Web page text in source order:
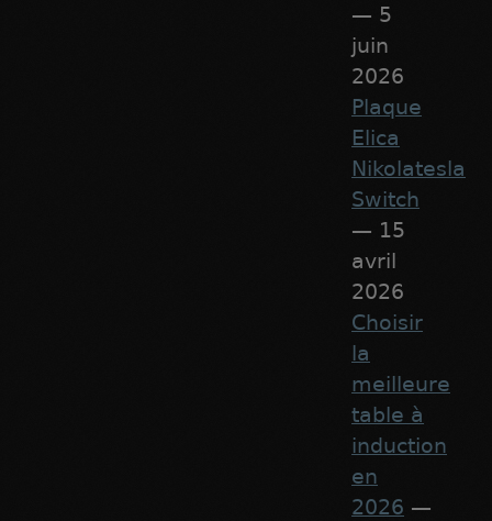
— 5
juin
2026
Plaque
Elica
Nikolatesla
Switch
— 15
avril
2026
Choisir
la
meilleure
table à
induction
en
2026 —